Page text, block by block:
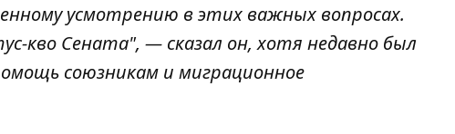
усмотрению в этих важных вопросах.
кво Сената", — сказал он, хотя недавно был
союзникам и миграционное